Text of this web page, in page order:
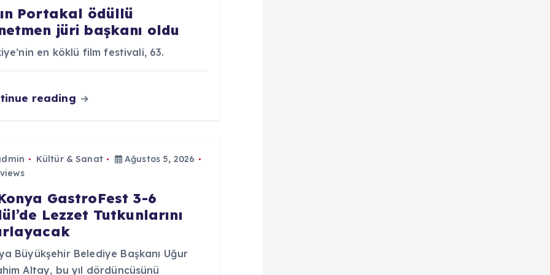
Portakal ödüllü
jüri başkanı oldu
en köklü film festivali, 63.
reading
Kültür & Sanat
Ağustos 5, 2026
GastroFest 3-6
Lezzet Tutkunlarını
Büyükşehir Belediye Başkanı Uğur
Altay, bu yıl dördüncüsünü